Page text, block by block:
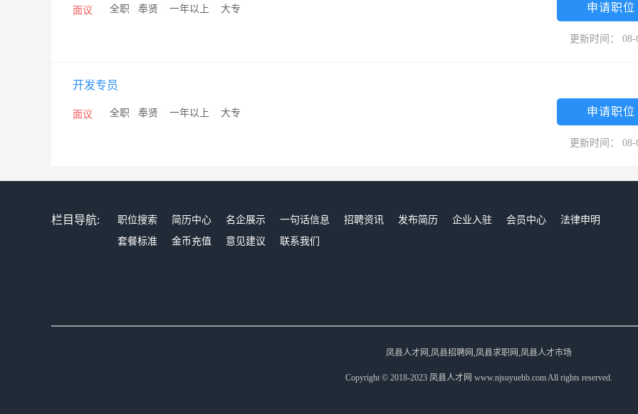
面议 全职 奉贤 一年以上 大专 申请职位
更新时间： 08-
开发专员
面议 全职 奉贤 一年以上 大专 申请职位
更新时间： 08-
栏目导航: 职位搜索 简历中心 名企展示 一句话信息 招聘资讯 发布简历 企业入驻 会员中心
法律申明
套餐标准
金币充值 意见建议 联系我们
凤县人才网,凤县招聘网,凤县求职网,凤县人才市场
Copyright © 2018-2023 凤县人才网 www.njsuyuehb.com All rights reserved.